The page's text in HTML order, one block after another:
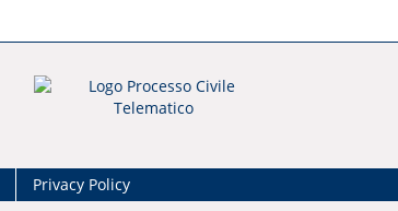
Privacy Policy